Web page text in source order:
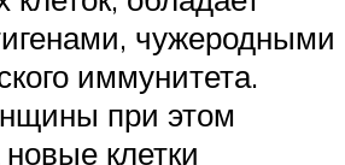
чужеродными
иммунитета.
при этом
клетки